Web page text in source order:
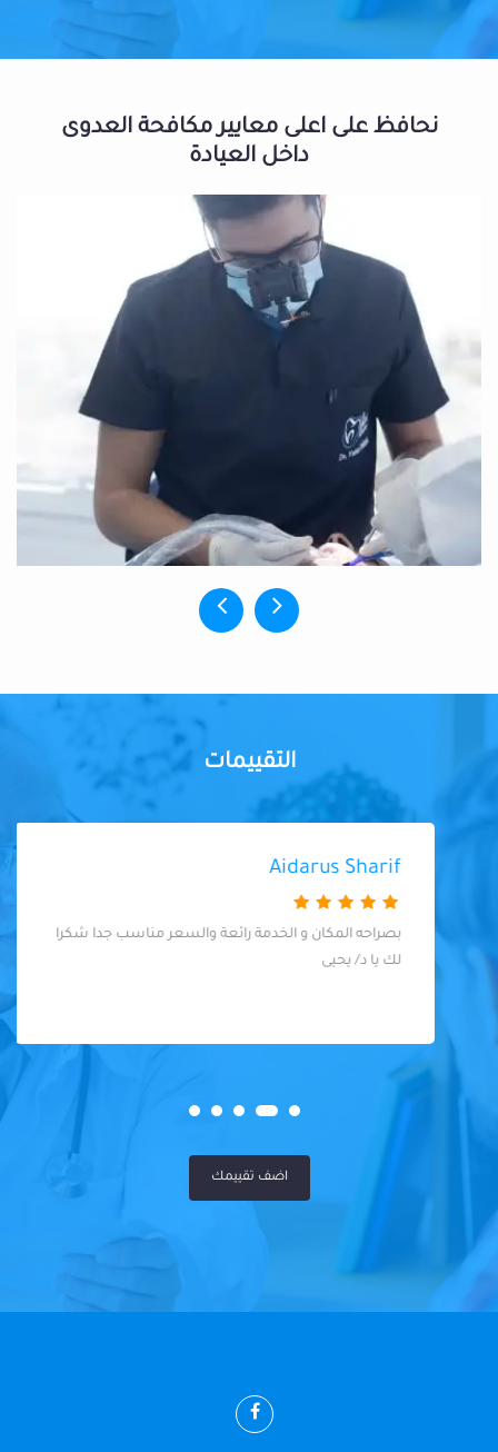
نحافظ على اعلى معايير مكافحة العدوى
داخل العيادة
التقييمات
Aidarus Sharif
بصراحه المكان و الخدمة رائعة والسعر مناسب جدا شكرا
لك يا د/ يحيى
اضف تقييمك